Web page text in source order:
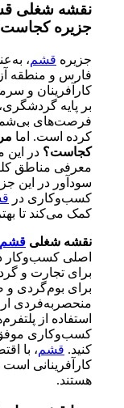
نقشه شغلی
جزیره
جزیره قشم،
فارس و منطقه
کارآفرینان و
بر پایه
فرصت‌های
کرده است. اما
کجاست؟ در این
معرفی مناطق
سودآور در این
کسب‌وکاری در
کمک می‌کند تا
نقشه شغلی قشم
اصلی کسب‌وکار
برای تجارت و
برای بوم‌گردی
منحصربه‌فردی
استفاده از
کسب‌وکاری موفق
کنید. قشم، با
کارآفرینانی
هستند.